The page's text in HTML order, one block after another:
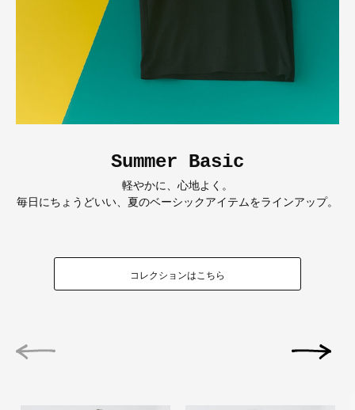
Summer Basic
軽やかに、心地よく。
毎日にちょうどいい、夏のベーシックアイテムをラインアップ。
コレクションはこちら
前の画像 次の画像